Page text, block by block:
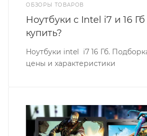
ОБЗОРЫ ТОВАРОВ
Ноутбуки с Intel i7 и 16
купить?
Ноутбуки intel i7 16 Гб.
цены и характеристики